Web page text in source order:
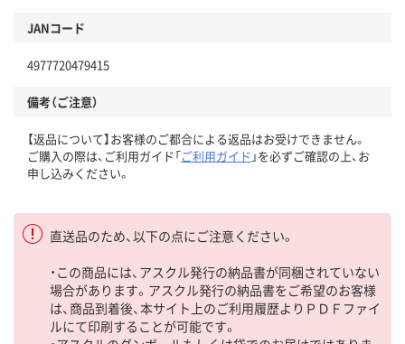
JANコード
4977720479415
備考（ご注意）
【返品について】お客様のご都合による返品はお受けできません。
ご購入の際は、ご利用ガイド「ご利用ガイド 」を必ずご確認の上、お
申し込みください。
直送品のため、以下の点にご注意ください。
・この商品には、アスクル発行の納品書が同梱されていない
場合があります。アスクル発行の納品書をご希望のお客様
は、商品到着後、本サイト上のご利用履歴よりＰＤＦファイ
ルにて印刷することが可能です。